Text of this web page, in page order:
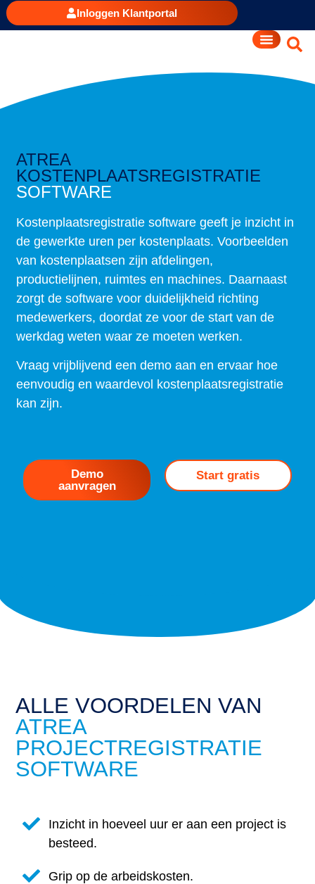
Inloggen Klantportal
ATREA
KOSTENPLAATSREGISTRATIE
SOFTWARE
Kostenplaatsregistratie software geeft je inzicht in
de gewerkte uren per kostenplaats. Voorbeelden
van kostenplaatsen zijn afdelingen,
productielijnen, ruimtes en machines. Daarnaast
zorgt de software voor duidelijkheid richting
medewerkers, doordat ze voor de start van de
werkdag weten waar ze moeten werken.
Vraag vrijblijvend een demo aan en ervaar hoe
eenvoudig en waardevol kostenplaatsregistratie
kan zijn.
Demo
aanvragen
Start gratis
ALLE VOORDELEN VAN
ATREA
PROJECTREGISTRATIE
SOFTWARE
Inzicht in hoeveel uur er aan een project is
besteed.
Grip op de arbeidskosten.